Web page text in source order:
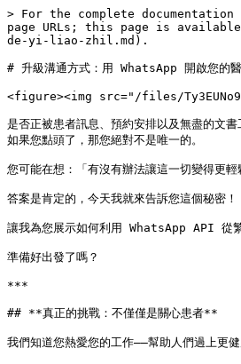
> For the complete
page URLs; this page is
de-yi-liao-zhil.md).
# 升級溝通方式：用 WhatsApp 開啟您的醫
<figure><img src="/files/
是否正被患者訊息、預約安排以及無盡的文
如果您點頭了，那您絕對不是唯一的。
您可能在想：「有沒有辦法讓這一切變得更輕
答案是肯定的，今天我就來告訴您這個秘密！
讓我為您展示如何利用 WhatsApp API 從繁
準備好出發了嗎？
***
## **真正的挑戰：不僅僅是關心患者**
我們知道您熱愛您的工作——幫助人們過上更